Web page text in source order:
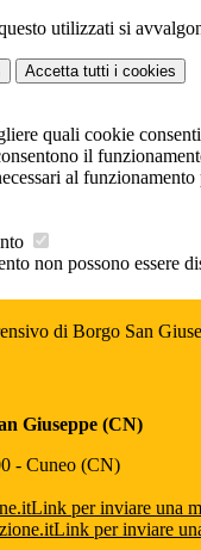
utilizzati si
Accetta tutti i cookies
quali cookie
il
al funzionamento
non possono essere
di Borgo San
Giuseppe (CN)
- Cuneo (CN)
Link per inviare una
Link per inviare